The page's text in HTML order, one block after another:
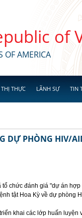
of
OF AMERICA
THỰC LÃNH SỰ TIN
DỰ PHÒNG HIV/
chức đánh giá "dự án
tật Hoa Kỳ về dự phòng
khai các lớp huấn luyện